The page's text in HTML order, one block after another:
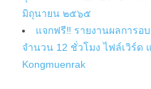
มิถุนายน ๒๕๖๕
แจกฟรี‼️ รายงานผลการอ
จำนวน 12 ชั่วโมง ไฟล์เวิร์ด
Kongmuenrak